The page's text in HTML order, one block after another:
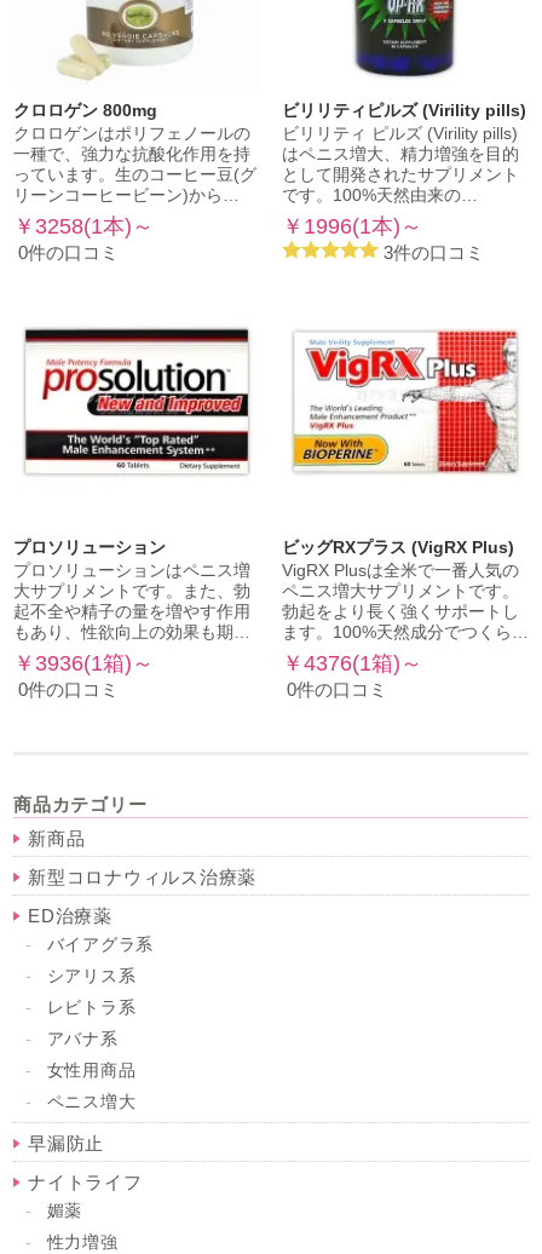
クロロゲン 800mg
クロロゲンはポリフェノールの
一種で、強力な抗酸化作用を持
っています。生のコーヒー豆(グ
リーンコーヒービーン)から…
￥3258(1本)～
0件の口コミ
ビリリティピルズ (Virility pills)
ビリリティ ピルズ (Virility pills)
はペニス増大、精力増強を目的
として開発されたサプリメント
です。100%天然由来の…
￥1996(1本)～
3件の口コミ
プロソリューション
プロソリューションはペニス増
大サプリメントです。また、勃
起不全や精子の量を増やす作用
もあり、性欲向上の効果も期…
￥3936(1箱)～
0件の口コミ
ビッグRXプラス (VigRX Plus)
VigRX Plusは全米で一番人気の
ペニス増大サプリメントです。
勃起をより長く強くサポートし
ます。100%天然成分でつくら…
￥4376(1箱)～
0件の口コミ
商品カテゴリー
新商品
新型コロナウィルス治療薬
ED治療薬
バイアグラ系
シアリス系
レビトラ系
アバナ系
女性用商品
ペニス増大
早漏防止
ナイトライフ
媚薬
性力増強